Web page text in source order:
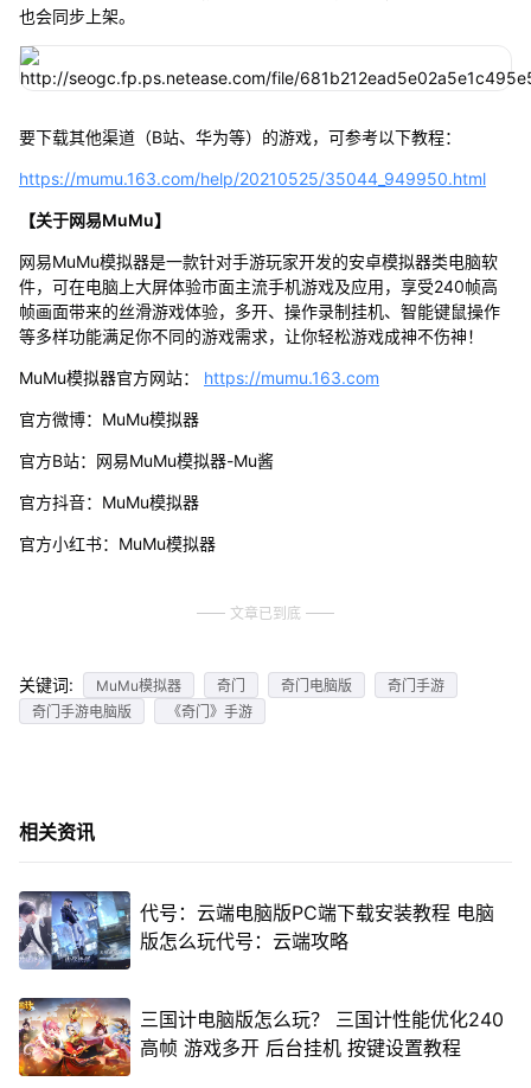
也会同步上架。
要下载其他渠道（B站、华为等）的游戏，可参考以下教程：
https://mumu.163.com/help/20210525/35044_949950.html
【关于网易MuMu】
网易MuMu模拟器是一款针对手游玩家开发的安卓模拟器类电脑软
件，可在电脑上大屏体验市面主流手机游戏及应用，享受240帧高
帧画面带来的丝滑游戏体验，多开、操作录制挂机、智能键鼠操作
等多样功能满足你不同的游戏需求，让你轻松游戏成神不伤神！
MuMu模拟器官方网站： https://mumu.163.com
官方微博：MuMu模拟器
官方B站：网易MuMu模拟器-Mu酱
官方抖音：MuMu模拟器
官方小红书：MuMu模拟器
文章已到底
关键词: MuMu模拟器 奇门 奇门电脑版
奇门手游
奇门手游电脑版
《奇门》手游
相关资讯
代号：云端电脑版PC端下载安装教程 电脑
版怎么玩代号：云端攻略
三国计电脑版怎么玩？ 三国计性能优化240
高帧 游戏多开 后台挂机 按键设置教程